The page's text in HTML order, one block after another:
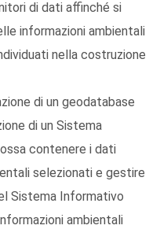
di dati affinché si
informazioni ambientali
nella costruzione
di un geodatabase
di un Sistema
contenere i dati
selezionati e gestire
Sistema Informativo
ambientali